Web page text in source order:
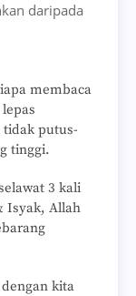
daripada
membaca
tidak putus-
tinggi.
3 kali
Isyak, Allah
kita